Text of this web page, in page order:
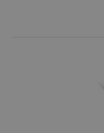
Lavorazione